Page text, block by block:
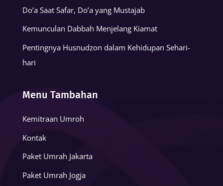
Do’a Saat Safar, Do’a yang Mustajab
Kemunculan Dabbah Menjelang Kiamat
Pentingnya Husnudzon dalam Kehidupan Sehari-
hari
Menu Tambahan
Kemitraan Umroh
Kontak
Paket Umrah Jakarta
Paket Umrah Jogja